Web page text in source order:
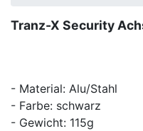
Tranz-X Security
- Material: Alu/Stahl
- Farbe: schwarz
- Gewicht: 115g